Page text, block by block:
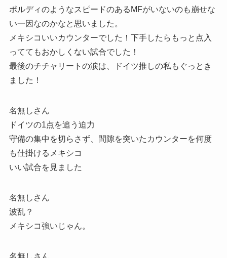
ポルディのようなスピードのあるMFがいないのも崩せな
い一因なのかなと思いました。
メキシコいいカウンターでした！下手したらもっと点入
っててもおかしくない試合でした！
最後のチチャリートの涙は、ドイツ推しの私もぐっとき
ました！
名無しさん
ドイツの1点を追う迫力
守備の集中を切らさず、間隙を突いたカウンターを何度
も仕掛けるメキシコ
いい試合を見ました
名無しさん
波乱？
メキシコ強いじゃん。
名無しさん